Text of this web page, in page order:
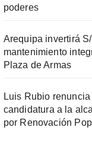
poderes
Arequipa invertirá
mantenimiento
Plaza de Armas
Luis Rubio renuncia
candidatura a la
por Renovación